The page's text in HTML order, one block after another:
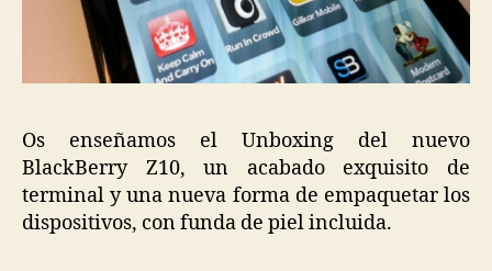
Os enseñamos el Unboxing del nuevo
BlackBerry Z10, un acabado exquisito de
terminal y una nueva forma de empaquetar los
dispositivos, con funda de piel incluida.